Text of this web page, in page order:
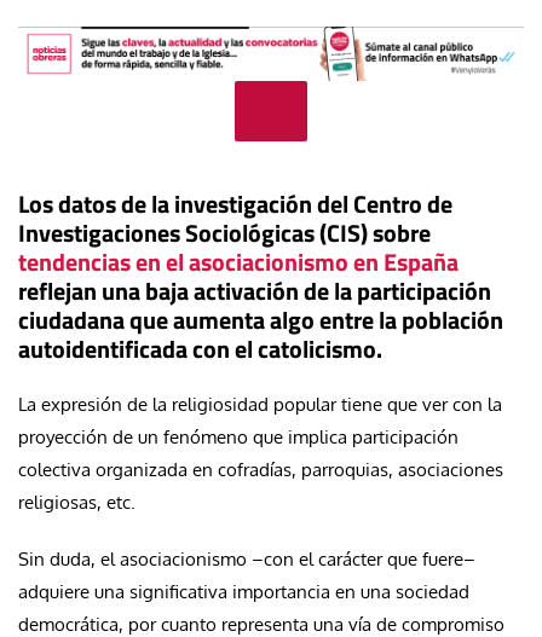
Los datos de la investigación del Centro de
Investigaciones Sociológicas (CIS) sobre
tendencias en el asociacionismo en España
reflejan una baja activación de la participación
ciudadana que aumenta algo entre la población
autoidentificada con el catolicismo.
La expresión de la religiosidad popular tiene que ver con la
proyección de un fenómeno que implica participación
colectiva organizada en cofradías, parroquias, asociaciones
religiosas, etc.
Sin duda, el asociacionismo –con el carácter que fuere–
adquiere una significativa importancia en una sociedad
democrática, por cuanto representa una vía de compromiso